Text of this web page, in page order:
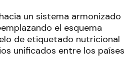
un sistema armonizado
el esquema
de etiquetado nutricional
unificados entre los países